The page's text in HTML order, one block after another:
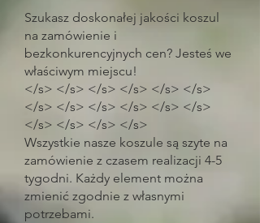
Szukasz doskonałej jakości koszul
na zamówienie i
bezkonkurencyjnych cen? Jesteś we
właściwym miejscu!
</s> </s> </s> </s> </s> </s>
</s> </s> </s> </s> </s> </s>
</s> </s> </s> </s>
Wszystkie nasze koszule są szyte na
zamówienie z czasem realizacji 4-5
tygodni. Każdy element można
zmienić zgodnie z własnymi
potrzebami.